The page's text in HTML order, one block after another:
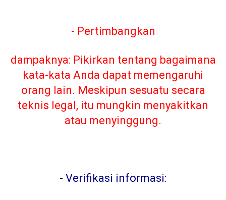
- Pertimbangkan
dampaknya: Pikirkan tentang bagaimana
kata-kata Anda dapat memengaruhi
orang lain. Meskipun sesuatu secara
teknis legal, itu mungkin menyakitkan
atau menyinggung.
- Verifikasi informasi: